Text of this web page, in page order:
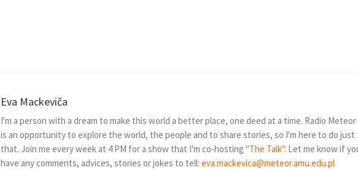
Eva Mackeviča
I'm a person with a dream to make this world a better place, one deed at a time. Radio Meteor
is an opportunity to explore the world, the people and to share stories, so I'm here to do just
that. Join me every week at 4 PM for a show that I'm co-hosting "The Talk". Let me know if
have any comments, advices, stories or jokes to tell: eva.mackevica@meteor.amu.edu.pl